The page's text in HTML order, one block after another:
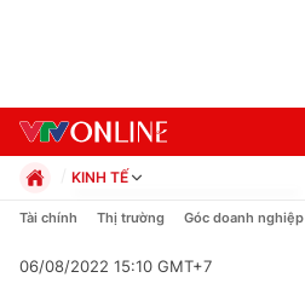
KINH TẾ
Chính trị
Pháp luật
Tài chính Thị trường Góc doanh nghiệp
06/08/2022 15:10 GMT+7